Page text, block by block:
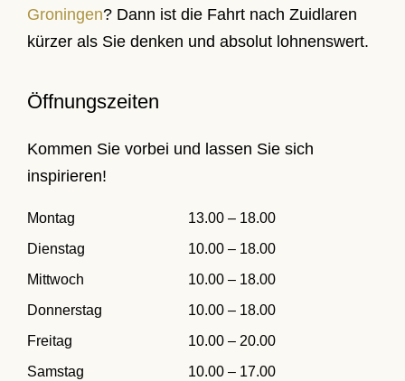
Groningen? Dann ist die Fahrt nach Zuidlaren
kürzer als Sie denken und absolut lohnenswert.
Öffnungszeiten
Kommen Sie vorbei und lassen Sie sich
inspirieren!
Montag
13.00 – 18.00
Dienstag
10.00 – 18.00
Mittwoch
10.00 – 18.00
Donnerstag
10.00 – 18.00
Freitag
10.00 – 20.00
Samstag
10.00 – 17.00